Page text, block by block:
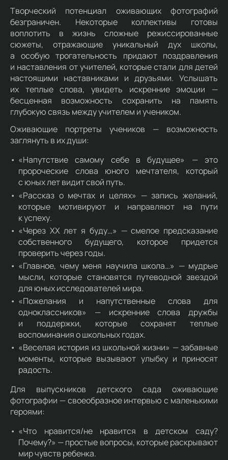
Творческий потенциал оживающих фотографий
безграничен. Некоторые коллективы готовы
воплотить в жизнь сложные режиссированные
сюжеты, отражающие уникальный дух школы,
а особую трогательность придают поздравления
и наставления от учителей, которые стали для детей
настоящими наставниками и друзьями. Услышать
их теплые слова, увидеть искренние эмоции —
бесценная возможность сохранить на память
глубокую связь между учителем и учеником.
Оживающие портреты учеников — возможность
заглянуть в их души:
«Напутствие самому себе в будущее» — это
пророческие слова юного мечтателя, который
с юных лет видит свой путь.
«Рассказ о мечтах и целях» — запись желаний,
которые мотивируют и направляют на пути
к успеху.
«Через ХХ лет я буду…» — смелое предсказание
собственного будущего, которое придется
проверить через годы.
«Главное, чему меня научила школа…» — мудрые
мысли, которые становятся путеводной звездой
для юных исследователей мира.
«Пожелания и напутственные слова для
одноклассников» — искренние слова дружбы
и поддержки, которые сохранят теплые
воспоминания о школьных годах.
«Веселая история из школьной жизни» — забавные
моменты, которые вызывают улыбку и приносят
радость.
Для выпускников детского сада оживающие
фотографии — своеобразное интервью с маленькими
героями:
«Что нравится/не нравится в детском саду?
Почему?» — простые вопросы, которые раскрывают
мир чувств ребенка.